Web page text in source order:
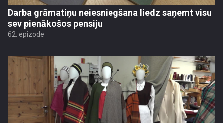
Darba grāmatiņu neiesniegšana liedz saņemt visu
sev pienākošos pensiju
62. epizode